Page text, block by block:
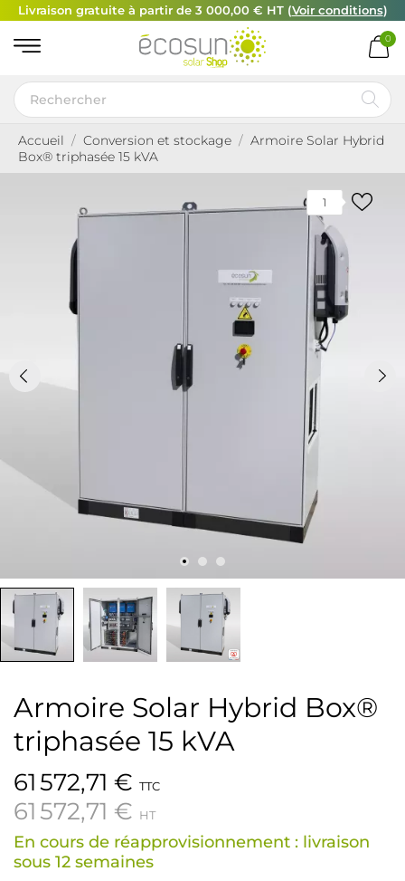
Livraison gratuite à partir de 3 000,00 € HT (Voir conditions)
0
Accueil Conversion et stockage
Armoire Solar Hybrid
Box® triphasée 15 kVA
1
Armoire Solar Hybrid Box®
triphasée 15 kVA
61 572,71 € TTC
61 572,71 € HT
En cours de réapprovisionnement : livraison
sous 12 semaines